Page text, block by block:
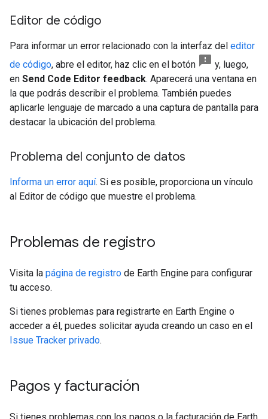
Editor de código
Para informar un error relacionado con la interfaz del editor
de código, abre el editor, haz clic en el botón
y, luego,
en Send Code Editor feedback. Aparecerá una ventana en
la que podrás describir el problema. También puedes
aplicarle lenguaje de marcado a una captura de pantalla para
destacar la ubicación del problema.
Problema del conjunto de datos
Informa un error aquí. Si es posible, proporciona un vínculo
al Editor de código que muestre el problema.
Problemas de registro
Visita la página de registro de Earth Engine para configurar
tu acceso.
Si tienes problemas para registrarte en Earth Engine o
acceder a él, puedes solicitar ayuda creando un caso en el
Issue Tracker privado.
Pagos y facturación